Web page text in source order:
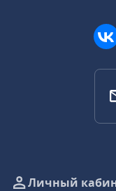
Личный